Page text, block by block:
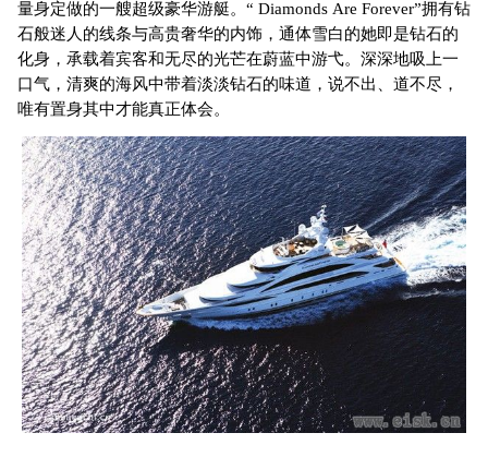
量身定做的一艘超级豪华游艇。“ Diamonds Are Forever”拥有钻
石般迷人的线条与高贵奢华的内饰，通体雪白的她即是钻石的
化身，承载着宾客和无尽的光芒在蔚蓝中游弋。深深地吸上一
口气，清爽的海风中带着淡淡钻石的味道，说不出、道不尽，
唯有置身其中才能真正体会。